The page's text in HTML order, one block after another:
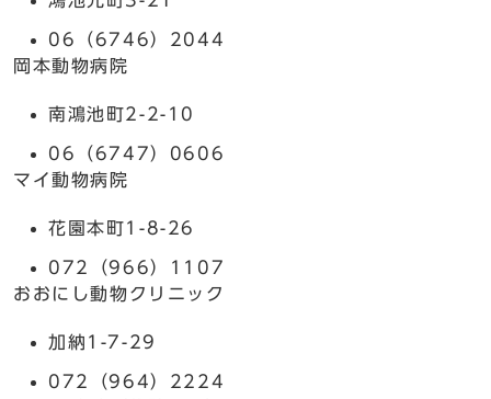
06（6746）2044
岡本動物病院
南鴻池町2-2-10
06（6747）0606
マイ動物病院
花園本町1-8-26
072（966）1107
おおにし動物クリニック
加納1-7-29
072（964）2224